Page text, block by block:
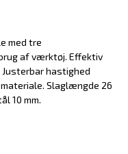
med tre
af værktøj. Effektiv
hastighed
Slaglængde 26
10 mm.